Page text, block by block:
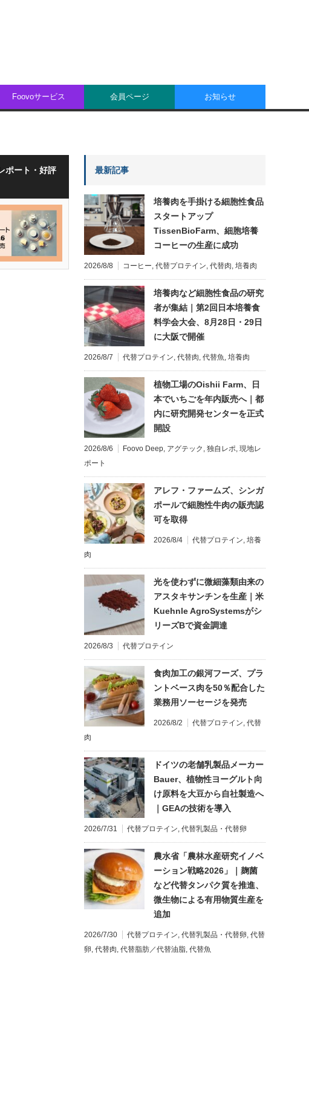
Foovoサービス 会員ページ お知らせ
ポート・好評
最新記事
培養肉を手掛ける細胞性食品
スタートアップ
TissenBioFarm、細胞培養
コーヒーの生産に成功
2026/8/8 コーヒー, 代替プロテイン, 代替肉, 培養肉
培養肉など細胞性食品の研究
者が集結｜第2回日本培養食
料学会大会、8月28日・29日
に大阪で開催
2026/8/7 代替プロテイン, 代替肉, 代替魚, 培養肉
植物工場のOishii Farm、日
本でいちごを年内販売へ｜都
内に研究開発センターを正式
開設
2026/8/6 Foovo Deep, アグテック , 独自レポ, 現地レ
ポート
アレフ・ファームズ、シンガ
ポールで細胞性牛肉の販売認
可を取得
2026/8/4 代替プロテイン, 培養
肉
光を使わずに微細藻類由来の
アスタキサンチンを生産｜米
Kuehnle AgroSystemsがシ
リーズBで資金調達
2026/8/3 代替プロテイン
食肉加工の銀河フーズ、プラ
ントベース肉を50％配合した
業務用ソーセージを発売
2026/8/2 代替プロテイン, 代替
肉
ドイツの老舗乳製品メーカー
Bauer、植物性ヨーグルト向
け原料を大豆から自社製造へ
｜GEAの技術を導入
2026/7/31 代替プロテイン, 代替乳製品・代替卵
農水省「農林水産研究イノベ
ーション戦略2026」｜麹菌
など代替タンパク質を推進、
微生物による有用物質生産を
追加
2026/7/30 代替プロテイン, 代替乳製品・代替卵, 代替
卵, 代替肉, 代替脂肪／代替油脂, 代替魚